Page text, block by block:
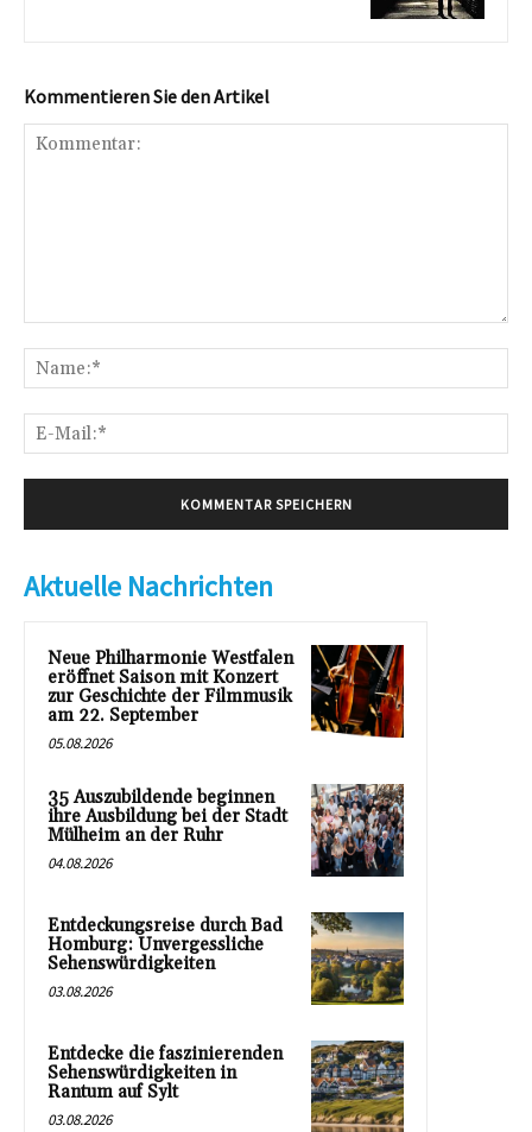
Kommentieren Sie den Artikel
Aktuelle Nachrichten
Neue Philharmonie Westfalen
eröffnet Saison mit Konzert
zur Geschichte der Filmmusik
am 22. September
05.08.2026
35 Auszubildende beginnen
ihre Ausbildung bei der Stadt
Mülheim an der Ruhr
04.08.2026
Entdeckungsreise durch Bad
Homburg: Unvergessliche
Sehenswürdigkeiten
03.08.2026
Entdecke die faszinierenden
Sehenswürdigkeiten in
Rantum auf Sylt
03.08.2026